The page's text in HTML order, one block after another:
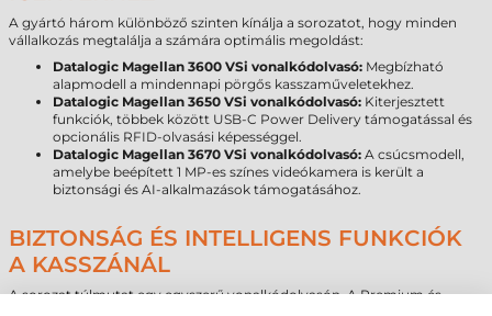
A gyártó három különböző szinten kínálja a sorozatot, hogy minden
vállalkozás megtalálja a számára optimális megoldást:
Datalogic Magellan 3600 VSi vonalkódolvasó: Megbízható
alapmodell a mindennapi pörgős kasszaműveletekhez.
Datalogic Magellan 3650 VSi vonalkódolvasó: Kiterjesztett
funkciók, többek között USB-C Power Delivery támogatással és
opcionális RFID-olvasási képességgel.
Datalogic Magellan 3670 VSi vonalkódolvasó: A csúcsmodell,
amelybe beépített 1 MP-es színes videókamera is került a
biztonsági és AI-alkalmazások támogatásához.
BIZTONSÁG ÉS INTELLIGENS FUNKCIÓK
A KASSZÁNÁL
A sorozat túlmutat egy egyszerű vonalkódolvasón. A Premium és